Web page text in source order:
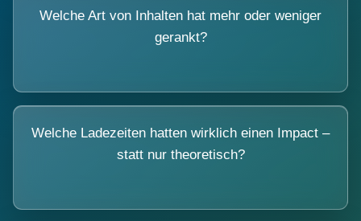
Welche Art von Inhalten hat mehr oder weniger
gerankt?
Welche Ladezeiten hatten wirklich einen Impact –
statt nur theoretisch?